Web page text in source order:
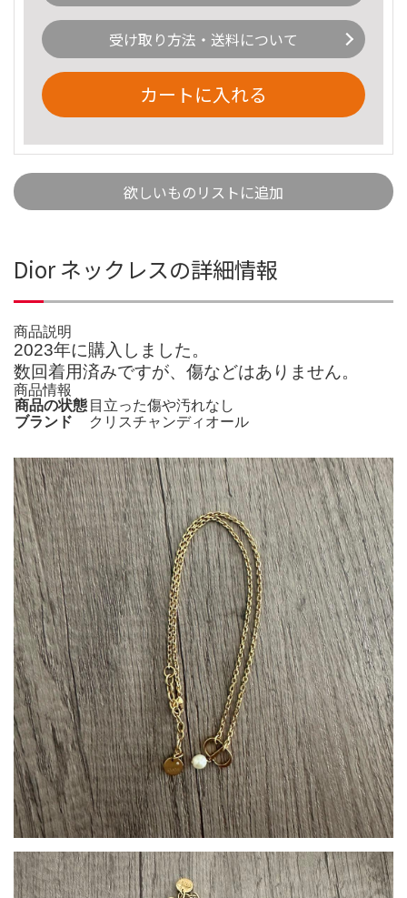
受け取り方法・送料について
カートに入れる
欲しいものリストに追加
Dior ネックレスの詳細情報
商品説明
2023年に購入しました。
数回着用済みですが、傷などはありません。
商品情報
商品の状態 目立った傷や汚れなし
ブランド
クリスチャンディオール